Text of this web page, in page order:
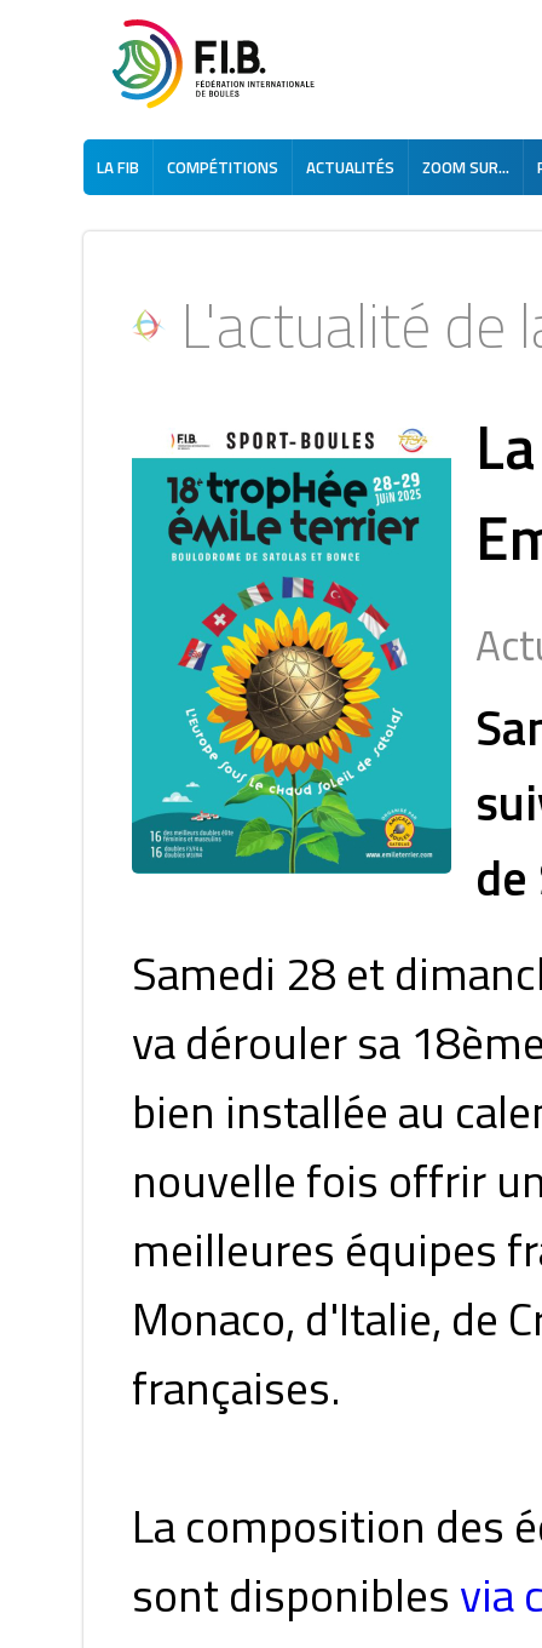
LA FIB COMPÉTITIONS ACTUALITÉS ZOOM SUR...
L'actualité de
Samedi 28 et
va dérouler sa
bien installée au
nouvelle fois offrir
meilleures équipes
Monaco, d'Italie, de
françaises.
La composition des
sont disponiblesvia